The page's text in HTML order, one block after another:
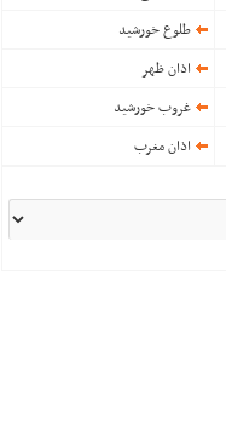
طلوع خورشید
اذان ظهر
غروب خورشید
اذان مغرب